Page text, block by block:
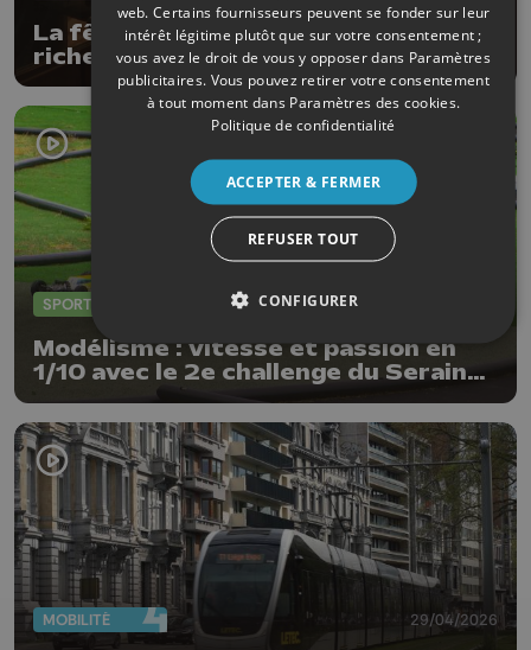
La fête de l'orgue : une 17e édition
riche en découvertes
SPORTS
Modélisme : vitesse et passion en
1/10 avec le 2e challenge du Seraing
MOBILITÉ 29/04/2026
web. Certains fournisseurs peuvent se fonder sur leur
intérêt légitime plutôt que sur votre consentement ;
vous avez le droit de vous y opposer dans Paramètres
publicitaires. Vous pouvez retirer votre consentement
à tout moment dans Paramètres des cookies.
Politique de confidentialité
ACCEPTER & FERMER
REFUSER TOUT
CONFIGURER